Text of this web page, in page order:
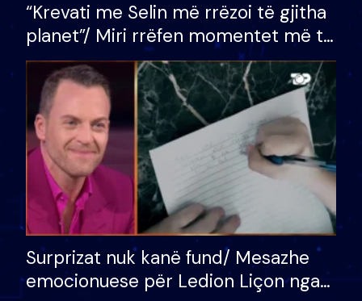
“Krevati me Selin më rrëzoi të gjitha
planet”/ Miri rrëfen momentet më të
bukura në shtëpinë e BB VIP: Do më
mungojë zilja e mëngjesit kur…
Surprizat nuk kanë fund/ Mesazhe
emocionuese për Ledion Liçon nga